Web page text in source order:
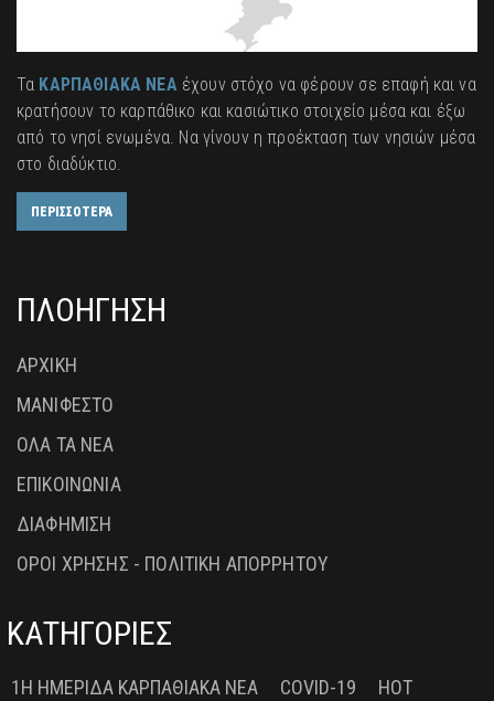
Τα ΚΑΡΠΑΘΙΑΚΑ ΝΕΑέχουν στόχο να φέρουν σε επαφή και να
κρατήσουν το καρπάθικο και κασιώτικο στοιχείο μέσα και έξω
από το νησί ενωμένα. Να γίνουν η προέκταση των νησιών μέσα
στο διαδύκτιο.
ΠΕΡΙΣΣΟΤΕΡΑ
ΠΛΟΗΓΗΣΗ
ΑΡΧΙΚΗ
ΜΑΝΙΦΕΣΤΟ
ΟΛΑ ΤΑ ΝΕΑ
ΕΠΙΚΟΙΝΩΝΙΑ
ΔΙΑΦΗΜΙΣΗ
ΟΡΟΙ ΧΡΗΣΗΣ - ΠΟΛΙΤΙΚΗ ΑΠΟΡΡΗΤΟΥ
ΚΑΤΗΓΟΡΙΕΣ
1Η ΗΜΕΡΊΔΑ ΚΑΡΠΑΘΙΑΚΆ ΝΈΑ COVID-19 HOT